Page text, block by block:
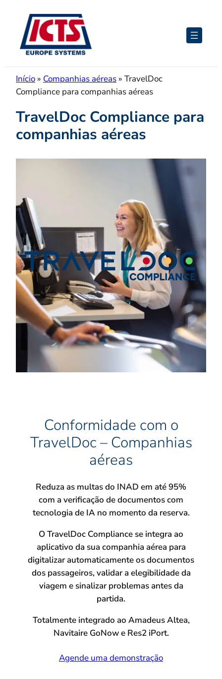
conteúdo
Início » Companhias aéreas » TravelDoc
Compliance para companhias aéreas
TravelDoc Compliance para
companhias aéreas
Conformidade com o
TravelDoc – Companhias
aéreas
Reduza as multas do INAD em até 95%
com a verificação de documentos com
tecnologia de IA no momento da reserva.
O TravelDoc Compliance se integra ao
aplicativo da sua companhia aérea para
digitalizar automaticamente os documentos
dos passageiros, validar a elegibilidade da
viagem e sinalizar problemas antes da
partida.
Totalmente integrado ao Amadeus Altea,
Navitaire GoNow e Res2 iPort.
Agende uma demonstração